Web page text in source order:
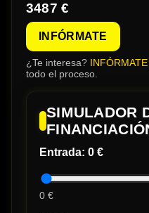
3487 €
INFÓRMATE
¿Te interesa? INFÓRMATE
todo el proceso.
SIMULADOR
Entrada: 0 €
0 €